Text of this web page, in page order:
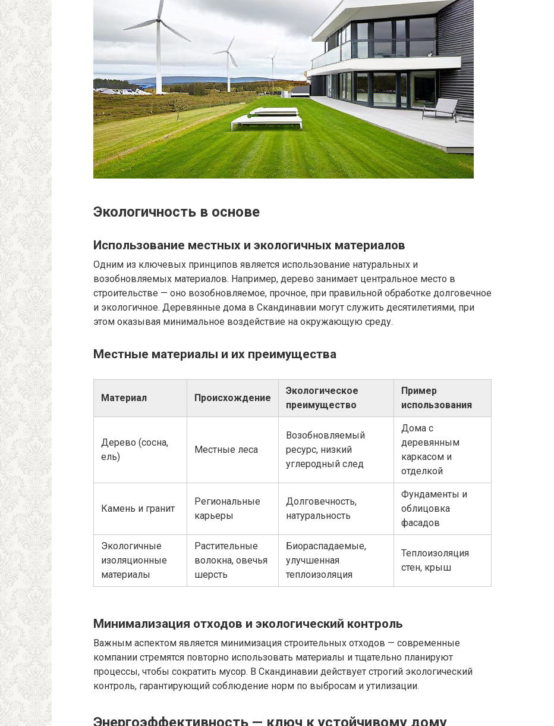
Экологичность в основе
Использование местных и экологичных материалов
Одним из ключевых принципов является использование натуральных и
возобновляемых материалов. Например, дерево занимает центральное место в
строительстве — оно возобновляемое, прочное, при правильной обработке долговечное
и экологичное. Деревянные дома в Скандинавии могут служить десятилетиями, при
этом оказывая минимальное воздействие на окружающую среду.
Местные материалы и их преимущества
Материал Происхождение
Экологическое
преимущество
Пример
использования
Дерево (сосна,
ель)
Местные леса
Возобновляемый
ресурс, низкий
углеродный след
Дома с
деревянным
каркасом и
отделкой
Камень и гранит
Региональные
карьеры
Долговечность,
натуральность
Фундаменты и
облицовка
фасадов
Экологичные
изоляционные
материалы
Растительные
волокна, овечья
шерсть
Биораспадаемые,
улучшенная
теплоизоляция
Теплоизоляция
стен, крыш
Минимализация отходов и экологический контроль
Важным аспектом является минимизация строительных отходов — современные
компании стремятся повторно использовать материалы и тщательно планируют
процессы, чтобы сократить мусор. В Скандинавии действует строгий экологический
контроль, гарантирующий соблюдение норм по выбросам и утилизации.
Энергоэффективность — ключ к устойчивому дому